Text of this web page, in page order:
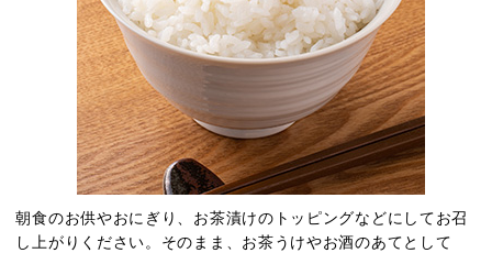
朝食のお供やおにぎり、お茶漬けのトッピングなどにしてお召
し上がりください。そのまま、お茶うけやお酒のあてとして